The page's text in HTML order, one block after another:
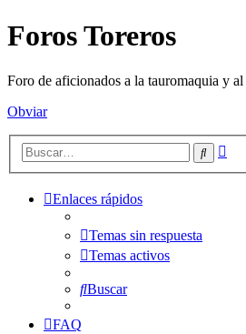
Foros Toreros
Foro de aficionados a la tauromaquia y
Obviar
Buscar
Enlaces rápidos
Temas sin respuesta
Temas activos
Buscar
FAQ